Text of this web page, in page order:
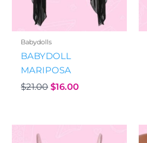
Babydolls
BABYDOLL
MARIPOSA
$21.00 Original
$16.00Current